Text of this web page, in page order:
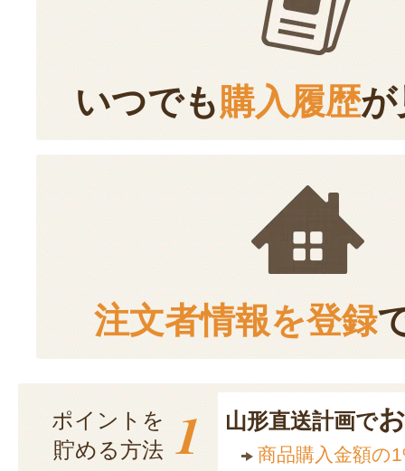
いつでも購入履歴が
注文者情報を登録
ポイントを
貯める方法 1 山形直送計画で
商品購入金額の